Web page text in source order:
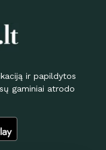
ir papildytos
gaminiai atrodo